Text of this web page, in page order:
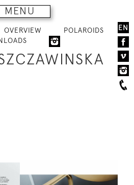
MENU
EN
OVERVIEW
POLAROIDS